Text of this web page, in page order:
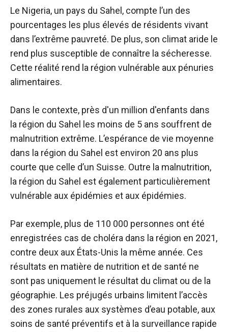
Le Nigeria, un pays du Sahel, compte l’un des
pourcentages les plus élevés de résidents vivant
dans l’extrême pauvreté. De plus, son climat aride le
rend plus susceptible de connaître la sécheresse.
Cette réalité rend la région vulnérable aux pénuries
alimentaires.
Dans le contexte, près d'un million d'enfants dans
la région du Sahel
les moins de 5 ans souffrent de
malnutrition extrême. L’espérance de vie moyenne
dans la région du Sahel est environ 20 ans plus
courte que celle d’un Suisse. Outre la malnutrition,
la région du Sahel est également particulièrement
vulnérable aux épidémies et aux épidémies.
Par exemple, plus de 110 000 personnes ont été
enregistrées cas de choléra dans la région en 2021,
contre deux aux États-Unis la même année. Ces
résultats en matière de nutrition et de santé ne
sont pas uniquement le résultat du climat ou de la
géographie. Les préjugés urbains limitent l’accès
des zones rurales aux systèmes d’eau potable, aux
soins de santé préventifs et à la surveillance rapide